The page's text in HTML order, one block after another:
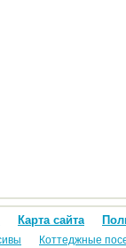
Карта сайта
Коттеджные